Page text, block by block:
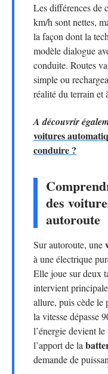
Les différences de
km/h sont nettes,
la façon dont la
modèle dialogue
conduite. Routes
simple ou
réalité du terrain et
A découvrir
voitures
conduire ?
des
autoroute
Sur autoroute, une
à une électrique
Elle joue sur deux
intervient
allure, puis cède le
la vitesse dépasse
l’énergie devient
l’apport de la
demande de